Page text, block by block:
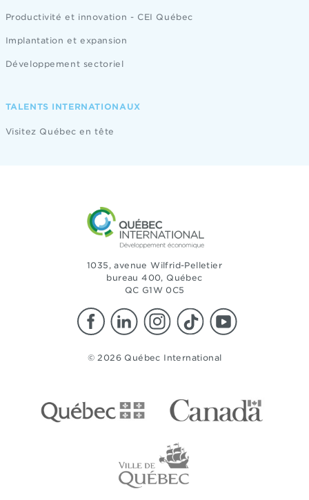
Productivité et innovation - CEI Québec
Implantation et expansion
Développement sectoriel
TALENTS INTERNATIONAUX
Visitez Québec en tête
1035, avenue Wilfrid-Pelletier
bureau 400, Québec
QC G1W 0C5
© 2026 Québec International